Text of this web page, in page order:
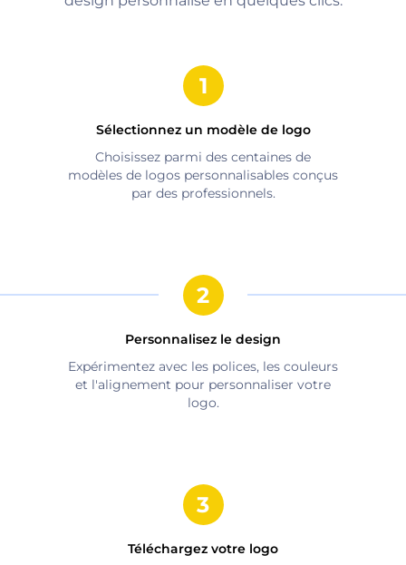
Sélectionnez un modèle de logo
Choisissez parmi des centaines de
modèles de logos personnalisables conçus
par des professionnels.
Personnalisez le design
Expérimentez avec les polices, les couleurs
et l'alignement pour personnaliser votre
logo.
Téléchargez votre logo